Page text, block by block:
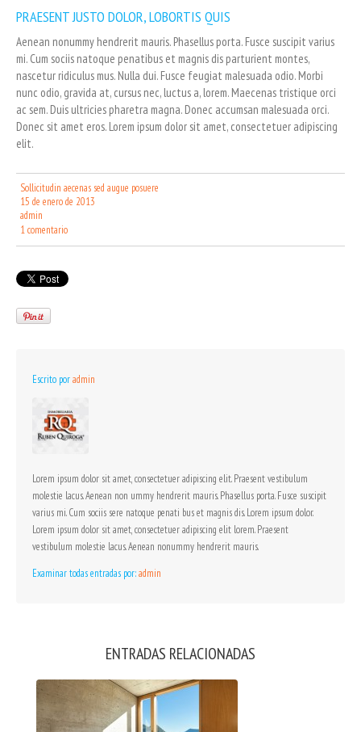
PRAESENT JUSTO DOLOR, LOBORTIS QUIS
Aenean nonummy hendrerit mauris. Phasellus porta. Fusce suscipit varius
mi. Cum sociis natoque penatibus et magnis dis parturient montes,
nascetur ridiculus mus. Nulla dui. Fusce feugiat malesuada odio. Morbi
nunc odio, gravida at, cursus nec, luctus a, lorem. Maecenas tristique orci
ac sem. Duis ultricies pharetra magna. Donec accumsan malesuada orci.
Donec sit amet eros. Lorem ipsum dolor sit amet, consectetuer adipiscing
elit.
Sollicitudin aecenas sed augue posuere
15 de enero de 2013
admin
1 comentario
Escrito poradmin
Lorem ipsum dolor sit amet, consectetuer adipiscing elit. Praesent vestibulum
molestie lacus. Aenean non ummy hendrerit mauris. Phasellus porta. Fusce suscipit
varius mi. Cum sociis sere natoque penati bus et magnis dis. Lorem ipsum dolor.
Lorem ipsum dolor sit amet, consectetuer adipiscing elit lorem. Praesent
vestibulum molestie lacus. Aenean nonummy hendrerit mauris.
Examinar todas entradas por:admin
ENTRADAS RELACIONADAS